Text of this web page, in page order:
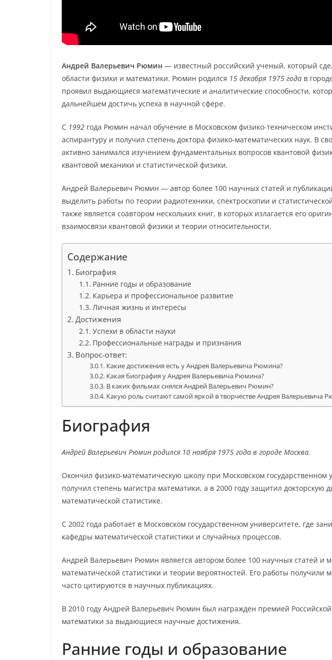
Андрей Валерьевич Рюмин — известный российский ученый, который
области физики и математики. Рюмин родился 15 декабря 1975 года в
проявил выдающиеся математические и аналитические способности,
дальнейшем достичь успеха в научной сфере.
С 1992 года Рюмин начал обучение в Московском физико-техническом
аспирантуру и получил степень доктора физико-математических наук. В
активно занимался изучением фундаментальных вопросов квантовой
квантовой механики и статистической физики.
Андрей Валерьевич Рюмин — автор более 100 научных статей и
выделить работы по теории радиотехники, спектроскопии и
также является соавтором нескольких книг, в которых излагается его
взаимосвязи квантовой физики и теории относительности.
Содержание
Биография
Ранние годы и образование
Карьера и профессиональное развитие
Личная жизнь и интересы
Достижения
Успехи в области науки
Профессиональные награды и признания
Вопрос-ответ:
Какие достижения есть у Андрея Валерьевича Рюмина?
Какая биография у Андрея Валерьевича Рюмина?
В каких фильмах снялся Андрей Валерьевич Рюмин?
Какую роль считают самой яркой в творчестве Андрея Валерьевича
Биография
Андрей Валерьевич Рюмин родился 10 ноября 1975 года в городе Москва.
Окончил физико-математическую школу при Московском государственном
получил степень магистра математики, а в 2000 году защитил докторскую
математической статистике.
C 2002 года работает в Московском государственном университете, где
кафедры математической статистики и случайных процессов.
Андрей Валерьевич Рюмин является автором более 100 научных статей и
математической статистики и теории вероятностей. Его работы получили
часто цитируются в научных публикациях.
В 2010 году Андрей Валерьевич Рюмин был награжден премией
математики за выдающиеся научные достижения.
Ранние годы и образование